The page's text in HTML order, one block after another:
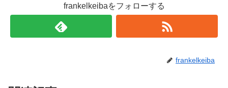
frankelkeibaをフォローする
frankelkeiba